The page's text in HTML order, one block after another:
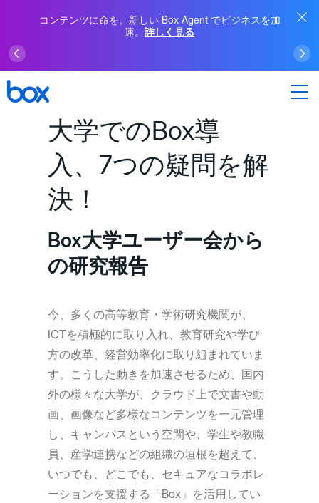
コンテンツに命を。新しい Box Agent でビジネスを加
速。 詳しく見る
大学でのBox導
入、7つの疑問を解
決！
Box大学ユーザー会から
の研究報告
今、多くの高等教育・学術研究機関が、
ICTを積極的に取り入れ、教育研究や学び
方の改革、経営効率化に取り組まれていま
す。こうした動きを加速させるため、国内
外の様々な大学が、クラウド上で文書や動
画、画像など多様なコンテンツを一元管理
し、キャンパスという空間や、学生や教職
員、産学連携などの組織の垣根を超えて、
いつでも、どこでも、セキュアなコラボレ
ーションを支援する「Box」を活用してい